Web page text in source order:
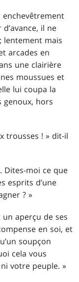
enchevêtrement
il ne
lentement mais
arcades en
une clairière
moussues et
lui coupa la
genoux, hors
trousses ! » dit-il
Dites-moi ce que
esprits d’une
? »
aperçu de ses
en soi, et
soupçon
cela vous
votre peuple. »